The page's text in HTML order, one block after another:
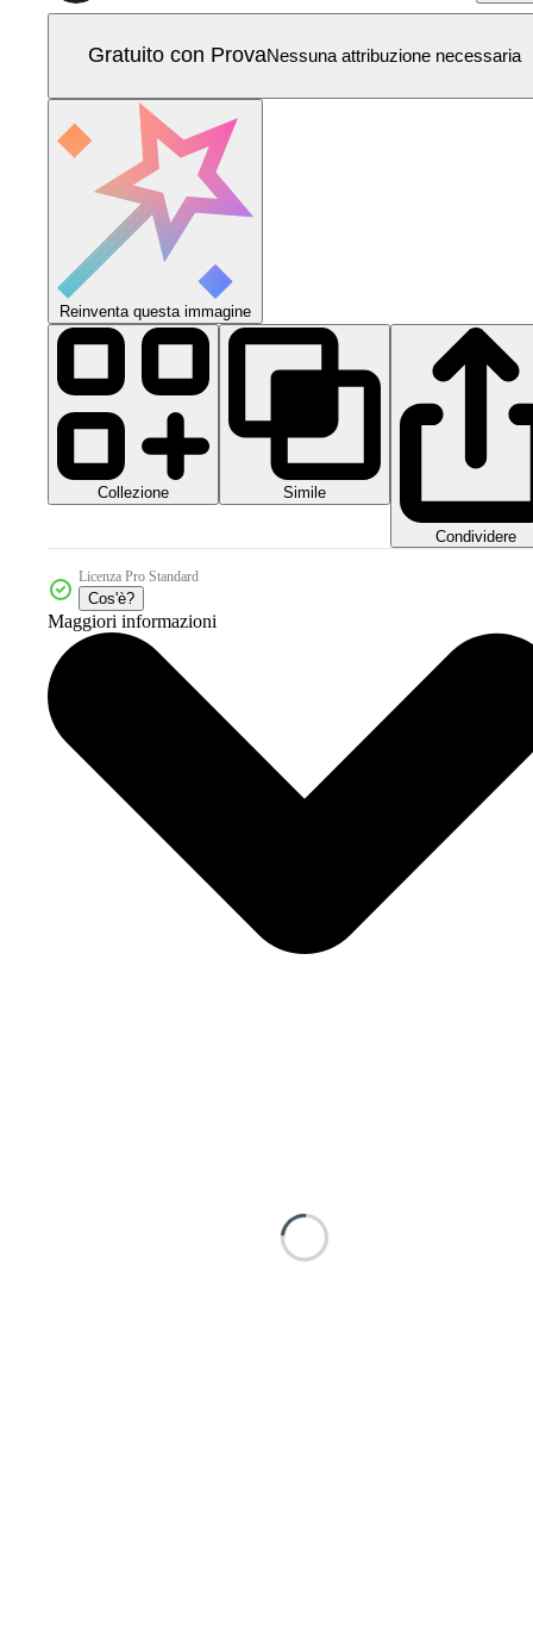
Gratuito con ProvaNessuna attribuzione necessaria
Reinventa questa immagine
Collezione Simile
Condividere
Licenza Pro Standard
Cos'è?
Maggiori informazioni